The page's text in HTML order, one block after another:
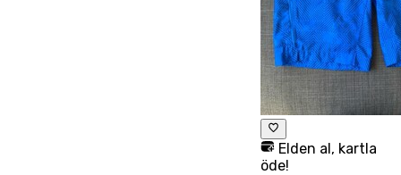
Elden al, kartla
öde!